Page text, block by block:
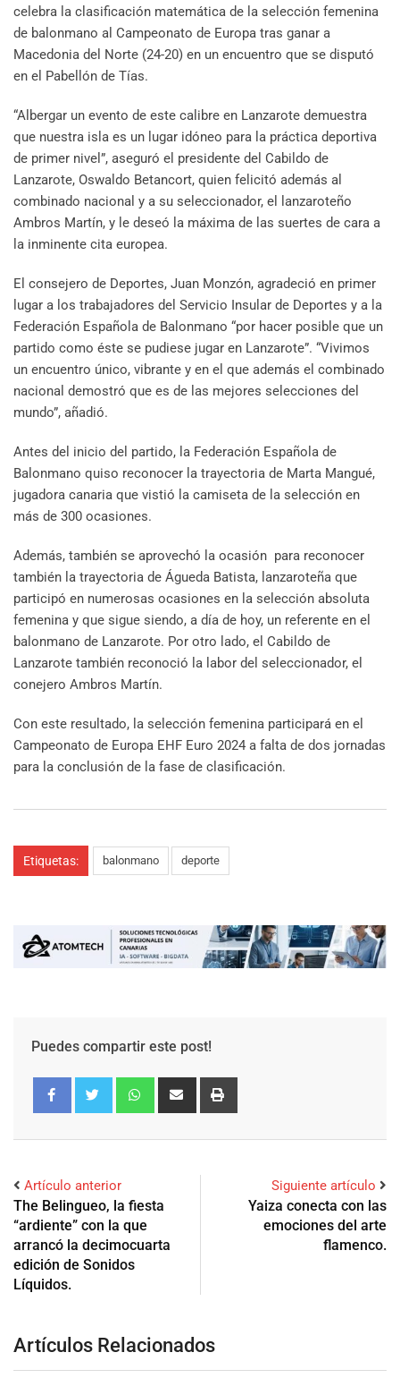
celebra la clasificación matemática de la selección femenina
de balonmano al Campeonato de Europa tras ganar a
Macedonia del Norte (24-20) en un encuentro que se disputó
en el Pabellón de Tías.
“Albergar un evento de este calibre en Lanzarote demuestra
que nuestra isla es un lugar idóneo para la práctica deportiva
de primer nivel”, aseguró el presidente del Cabildo de
Lanzarote, Oswaldo Betancort, quien felicitó además al
combinado nacional y a su seleccionador, el lanzaroteño
Ambros Martín, y le deseó la máxima de las suertes de cara a
la inminente cita europea.
El consejero de Deportes, Juan Monzón, agradeció en primer
lugar a los trabajadores del Servicio Insular de Deportes y a la
Federación Española de Balonmano “por hacer posible que un
partido como éste se pudiese jugar en Lanzarote”. “Vivimos
un encuentro único, vibrante y en el que además el combinado
nacional demostró que es de las mejores selecciones del
mundo”, añadió.
Antes del inicio del partido, la Federación Española de
Balonmano quiso reconocer la trayectoria de Marta Mangué,
jugadora canaria que vistió la camiseta de la selección en
más de 300 ocasiones.
Además, también se aprovechó la ocasión para reconocer
también la trayectoria de Águeda Batista, lanzaroteña que
participó en numerosas ocasiones en la selección absoluta
femenina y que sigue siendo, a día de hoy, un referente en el
balonmano de Lanzarote. Por otro lado, el Cabildo de
Lanzarote también reconoció la labor del seleccionador, el
conejero Ambros Martín.
Con este resultado, la selección femenina participará en el
Campeonato de Europa EHF Euro 2024 a falta de dos jornadas
para la conclusión de la fase de clasificación.
Etiquetas: balonmano deporte
Puedes compartir este post!
Artículo anterior
The Belingueo, la fiesta
“ardiente” con la que
arrancó la decimocuarta
edición de Sonidos
Líquidos.
Siguiente artículo
Yaiza conecta con las
emociones del arte
flamenco.
Artículos Relacionados